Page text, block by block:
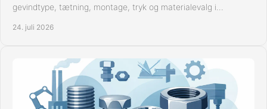
gevindtype, tætning, montage, tryk og materialevalg i
24. juli 2026